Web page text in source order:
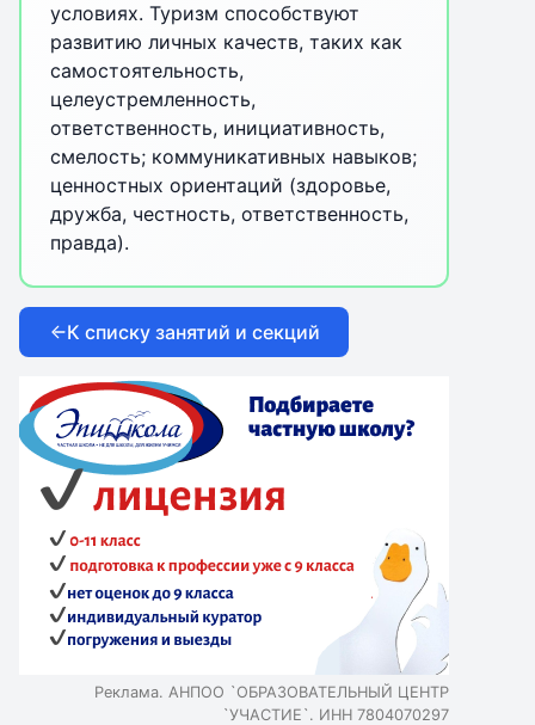
условиях. Туризм способствуют
развитию личных качеств, таких как
самостоятельность,
целеустремленность,
ответственность, инициативность,
смелость; коммуникативных навыков;
ценностных ориентаций (здоровье,
дружба, честность, ответственность,
правда).
К списку занятий и секций
Реклама. АНПОО `ОБРАЗОВАТЕЛЬНЫЙ ЦЕНТР
`УЧАСТИЕ`. ИНН 7804070297